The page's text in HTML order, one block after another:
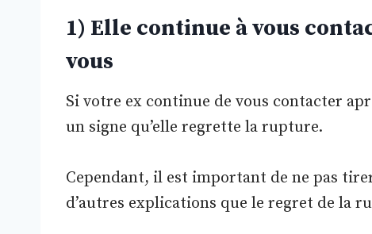
1) Elle continue à vous
vous
Si votre ex continue de vous contacter
un signe qu’elle regrette la rupture.
Cependant, il est important de ne pas
d’autres explications que le regret de la